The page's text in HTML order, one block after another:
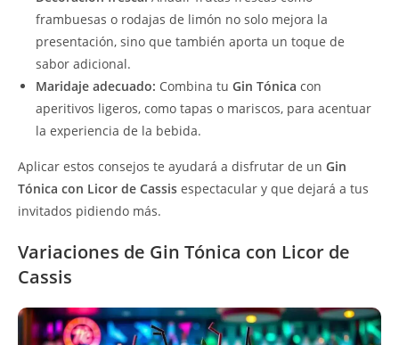
frambuesas o rodajas de limón no solo mejora la
presentación, sino que también aporta un toque de
sabor adicional.
Maridaje adecuado: Combina tu Gin Tónica con
aperitivos ligeros, como tapas o mariscos, para acentuar
la experiencia de la bebida.
Aplicar estos consejos te ayudará a disfrutar de un Gin
Tónica con Licor de Cassis espectacular y que dejará a tus
invitados pidiendo más.
Variaciones de Gin Tónica con Licor de
Cassis